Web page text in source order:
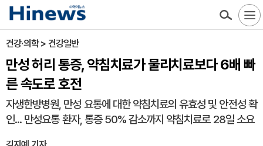
건강·의학 > 건강일반
만성 허리 통증, 약침치료가 물리치료보다 6배 빠
른 속도로 호전
자생한방병원, 만성 요통에 대한 약침치료의 유효성 및 안전성 확
인... 만성요통 환자, 통증 50% 감소까지 약침치료로 28일 소요